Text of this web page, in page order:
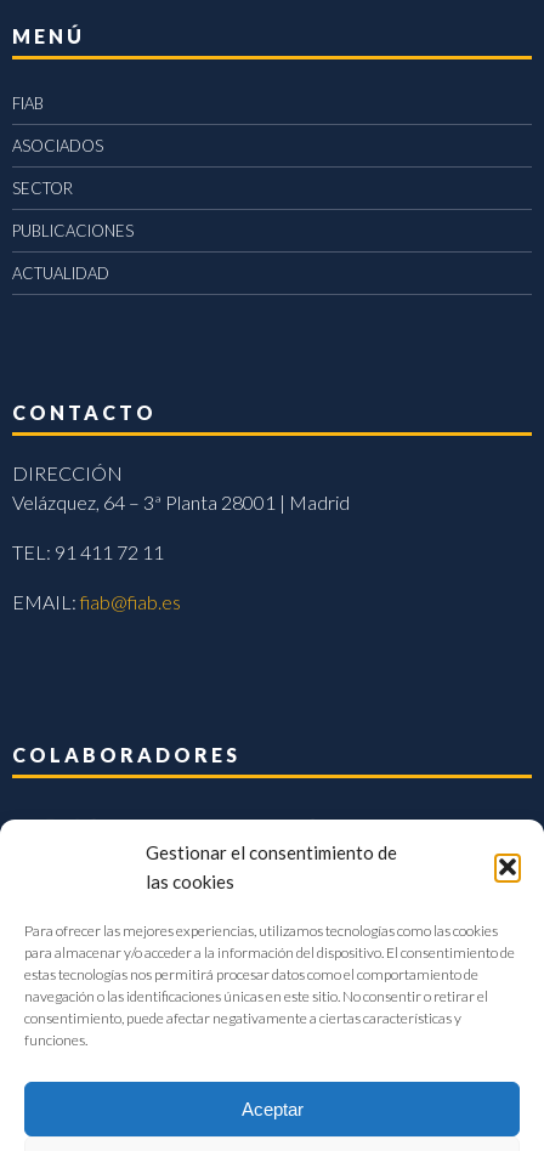
Gestionar el consentimiento de
las cookies
Para ofrecer las mejores experiencias, utilizamos tecnologías como las cookies
para almacenar y/o acceder a la información del dispositivo. El consentimiento de
estas tecnologías nos permitirá procesar datos como el comportamiento de
navegación o las identificaciones únicas en este sitio. No consentir o retirar el
consentimiento, puede afectar negativamente a ciertas características y
funciones.
Aceptar
MENÚ
FIAB
ASOCIADOS
SECTOR
PUBLICACIONES
ACTUALIDAD
CONTACTO
DIRECCIÓN
Velázquez, 64 – 3ª Planta 28001 | Madrid
TEL: 91 411 72 11
EMAIL:fiab@fiab.es
COLABORADORES